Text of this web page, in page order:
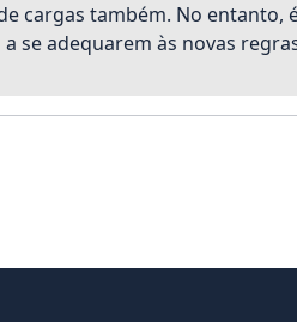
cargas também. No entanto,
se adequarem às novas